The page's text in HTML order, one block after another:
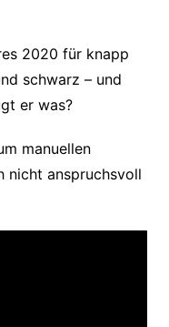
2020 für knapp
schwarz – und
er was?
manuellen
nicht anspruchsvoll